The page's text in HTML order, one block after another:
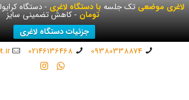
لاغری موضعیتک جلسهبا دستگاه لاغری- دستگاه
تومان- کاهش تضمینی سایز
جزئیات دستگاه لاغری
09380338874
02146136468